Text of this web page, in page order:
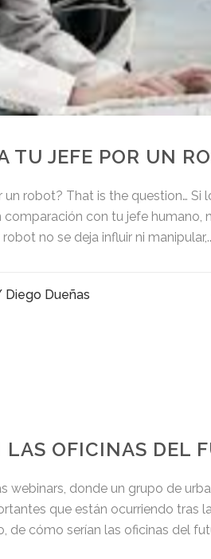
TU JEFE POR UN
un robot? That is the question… Si
comparación con tu jefe humano,
no se deja influir ni
Dueñas
LAS OFICINAS DEL
webinars, donde un grupo de
que están ocurriendo tras
de cómo serían las oficinas del